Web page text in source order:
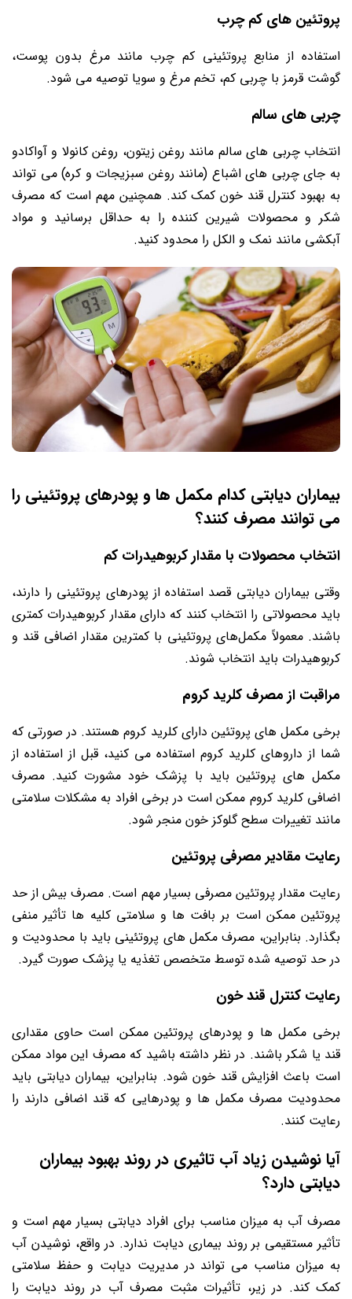
پروتئین ‌های کم چرب
استفاده از منابع پروتئینی کم چرب مانند مرغ بدون پوست،
گوشت قرمز با چربی کم، تخم مرغ و سویا توصیه می شود.
چربی‌ های سالم
انتخاب چربی‌ های سالم مانند روغن زیتون، روغن کانولا و آواکادو
به جای چربی ‌های اشباع (مانند روغن سبزیجات و کره) می تواند
به بهبود کنترل قند خون کمک کند. همچنین مهم است که مصرف
شکر و محصولات شیرین کننده را به حداقل برسانید و مواد
آبکشی مانند نمک و الکل را محدود کنید.
بیماران دیابتی کدام مکمل ها و پودرهای پروتئینی را
می توانند مصرف کنند؟
انتخاب محصولات با مقدار کربوهیدرات کم
وقتی بیماران دیابتی قصد استفاده از پودرهای پروتئینی را دارند،
باید محصولاتی را انتخاب کنند که دارای مقدار کربوهیدرات کمتری
باشند. معمولاً مکمل‌های پروتئینی با کمترین مقدار اضافی قند و
کربوهیدرات باید انتخاب شوند.
مراقبت از مصرف کلرید کروم
برخی مکمل ‌های پروتئین دارای کلرید کروم هستند. در صورتی که
شما از داروهای کلرید کروم استفاده می ‌کنید، قبل از استفاده از
مکمل‌ های پروتئین باید با پزشک خود مشورت کنید. مصرف
اضافی کلرید کروم ممکن است در برخی افراد به مشکلات سلامتی
مانند تغییرات سطح گلوکز خون منجر شود.
رعایت مقادیر مصرفی پروتئین
رعایت مقدار پروتئین مصرفی بسیار مهم است. مصرف بیش از حد
پروتئین ممکن است بر بافت ‌ها و سلامتی کلیه ‌ها تأثیر منفی
بگذارد. بنابراین، مصرف مکمل‌ های پروتئینی باید با محدودیت و
در حد توصیه شده توسط متخصص تغذیه یا پزشک صورت گیرد.
رعایت کنترل قند خون
برخی مکمل‌ ها و پودرهای پروتئین ممکن است حاوی مقداری
قند یا شکر باشند. در نظر داشته باشید که مصرف این مواد ممکن
است باعث افزایش قند خون شود. بنابراین، بیماران دیابتی باید
محدودیت مصرف مکمل‌ ها و پودرهایی که قند اضافی دارند را
رعایت کنند.
آیا نوشیدن زیاد آب تاثیری در روند بهبود بیماران
دیابتی دارد؟
مصرف آب به میزان مناسب برای افراد دیابتی بسیار مهم است و
تأثیر مستقیمی بر روند بیماری دیابت ندارد. در واقع، نوشیدن آب
به میزان مناسب می‌ تواند در مدیریت دیابت و حفظ سلامتی
کمک کند. در زیر، تأثیرات مثبت مصرف آب در روند دیابت را